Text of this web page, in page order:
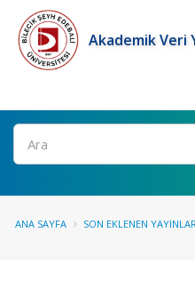
Akademik Veri
Ara
ANA SAYFA SON EKLENEN